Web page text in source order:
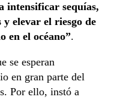
intensificar sequías,
elevar el riesgo de
en el océano”.
se esperan
en gran parte del
Por ello, instó a